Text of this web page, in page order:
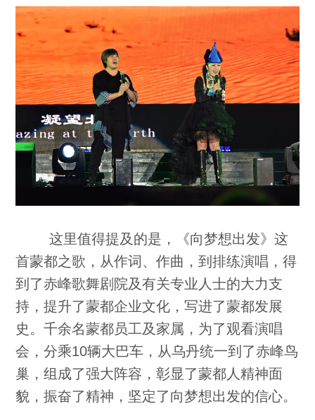
这里值得提及的是，《向梦想出发》这
首蒙都之歌，从作词、作曲，到排练演唱，得
到了赤峰歌舞剧院及有关专业人士的大力支
持，提升了蒙都企业文化，写进了蒙都发展
史。千余名蒙都员工及家属，为了观看演唱
会，分乘10辆大巴车，从乌丹统一到了赤峰鸟
巢，组成了强大阵容，彰显了蒙都人精神面
貌，振奋了精神，坚定了向梦想出发的信心。